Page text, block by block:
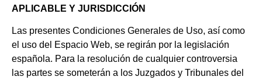
APLICABLE Y JURISDICCIÓN
Las presentes Condiciones Generales de Uso, así como
el uso del Espacio Web, se regirán por la legislación
española. Para la resolución de cualquier controversia
las partes se someterán a los Juzgados y Tribunales del